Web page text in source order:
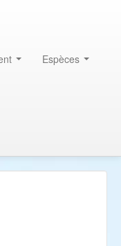
Espèces